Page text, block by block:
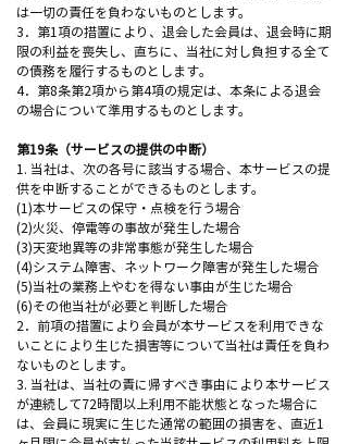
は一切の責任を負わないものとします。
3．第1項の措置により、退会した会員は、退会時に期
限の利益を喪失し、直ちに、当社に対し負担する全て
の債務を履行するものとします。
4．第8条第2項から第4項の規定は、本条による退会
の場合について準用するものとします。
第19条（サービスの提供の中断）
1. 当社は、次の各号に該当する場合、本サービスの提
供を中断することができるものとします。
(1)本サービスの保守・点検を行う場合
(2)火災、停電等の事故が発生した場合
(3)天変地異等の非常事態が発生した場合
(4)システム障害、ネットワーク障害が発生した場合
(5)当社の業務上やむを得ない事由が生じた場合
(6)その他当社が必要と判断した場合
2．前項の措置により会員が本サービスを利用できな
いことにより生じた損害等について当社は責任を負わ
ないものとします。
3. 当社は、当社の責に帰すべき事由により本サービス
が連続して72時間以上利用不能状態となった場合に
は、会員に現実に生じた通常の範囲の損害を、直近1